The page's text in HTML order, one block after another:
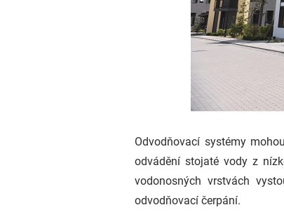
Odvodňovací systémy
odvádění stojaté vody z
vodonosných vrstvách
odvodňovací čerpání.